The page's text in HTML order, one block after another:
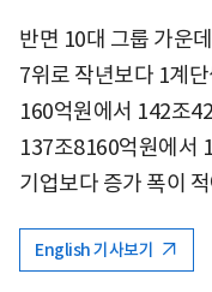
반면 10대 그룹 가운
7위로 작년보다 1계
160억원에서 142조
137조8160억원에서
기업보다 증가 폭이
English 기사보기